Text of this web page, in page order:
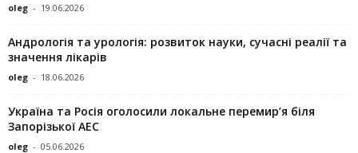
oleg - 19.06.2026
Андрологія та урологія: розвиток науки, сучасні реалії та
значення лікарів
oleg - 18.06.2026
Україна та Росія оголосили локальне перемир’я біля
Запорізької АЕС
oleg - 05.06.2026